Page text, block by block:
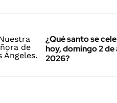
¿Qué santo se
hoy, domingo 2
2026?